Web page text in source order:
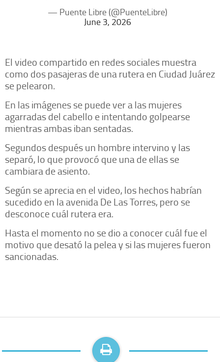
— Puente Libre (@PuenteLibre)
June 3, 2026
El video compartido en redes sociales muestra
como dos pasajeras de una rutera en Ciudad Juárez
se pelearon.
En las imágenes se puede ver a las mujeres
agarradas del cabello e intentando golpearse
mientras ambas iban sentadas.
Segundos después un hombre intervino y las
separó, lo que provocó que una de ellas se
cambiara de asiento.
Según se aprecia en el video, los hechos habrían
sucedido en la avenida De Las Torres, pero se
desconoce cuál rutera era.
Hasta el momento no se dio a conocer cuál fue el
motivo que desató la pelea y si las mujeres fueron
sancionadas.